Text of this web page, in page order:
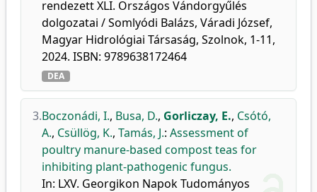
rendezett XLI. Országos Vándorgyűlés
dolgozatai / Somlyódi Balázs, Váradi József,
Magyar Hidrológiai Társaság, Szolnok, 1-11,
2024. ISBN: 9789638172464
DEA
3.Boczonádi, I., Busa, D., Gorliczay, E., Csótó,
A., Csüllög, K., Tamás, J.: Assessment of
poultry manure-based compost teas for
inhibiting plant-pathogenic fungus.
In: LXV. Georgikon Napok Tudományos